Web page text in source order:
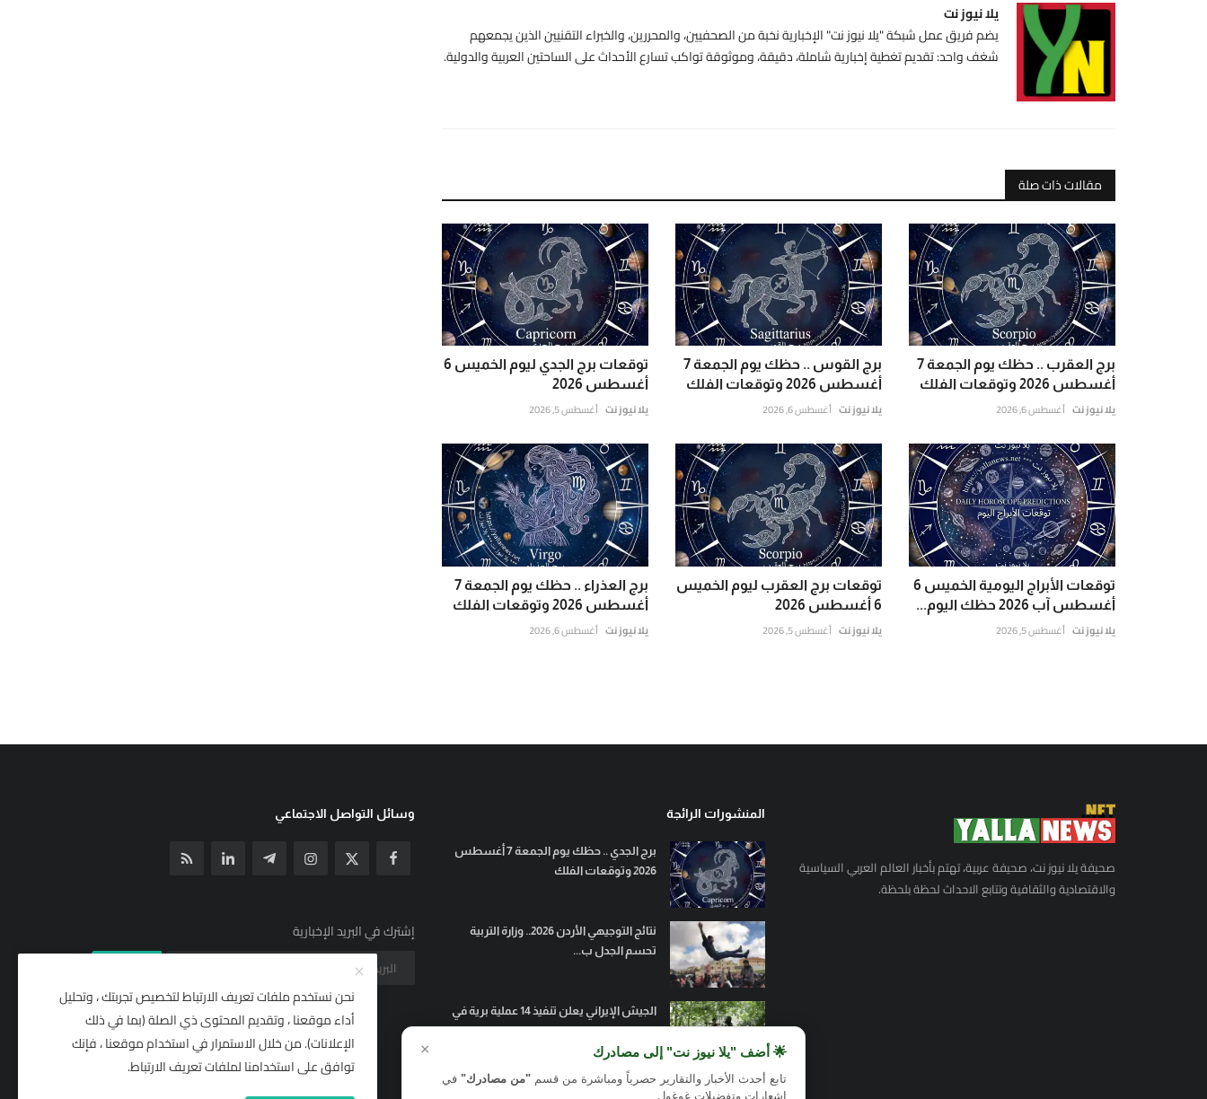
يلا نيوز نت
يضم فريق عمل شبكة "يلا نيوز نت" الإخبارية نخبة من الصحفيين، والمحررين، والخبراء التقنيين الذين يجمعهم
شغف واحد: تقديم تغطية إخبارية شاملة، دقيقة، وموثوقة تواكب تسارع الأحداث على الساحتين العربية والدولية.
مقالات ذات صلة
برج العقرب .. حظك يوم الجمعة 7
أغسطس 2026 وتوقعات الفلك
يلا نيوز نت أغسطس 6, 2026
برج القوس .. حظك يوم الجمعة 7
أغسطس 2026 وتوقعات الفلك
يلا نيوز نت أغسطس 6, 2026
توقعات برج الجدي ليوم الخميس 6
أغسطس 2026
يلا نيوز نت أغسطس 5, 2026
توقعات الأبراج اليومية الخميس 6
أغسطس آب 2026 حظك اليوم...
يلا نيوز نت أغسطس 5, 2026
توقعات برج العقرب ليوم الخميس
6 أغسطس 2026
يلا نيوز نت أغسطس 5, 2026
برج العذراء .. حظك يوم الجمعة 7
أغسطس 2026 وتوقعات الفلك
يلا نيوز نت أغسطس 6, 2026
صحيفة يلا نيوز نت، صحيفة عربية، تهتم بأخبار العالم العربي السياسية
والاقتصادية والثقافية وتتابع الاحداث لحظة بلحظة.
المنشورات الرائجة
برج الجدي .. حظك يوم الجمعة 7 أغسطس
2026 وتوقعات الفلك
نتائج التوجيهي الأردن 2026.. وزارة التربية
تحسم الجدل ب...
الجيش الإيراني يعلن تنفيذ 14 عملية برية في
السليمانية و...
وسائل التواصل الاجتماعي
إشترك في البريد الإخبارية
نحن نستخدم ملفات تعريف الارتباط لتخصيص تجربتك ، وتحليل
أداء موقعنا ، وتقديم المحتوى ذي الصلة (بما في ذلك
الإعلانات). من خلال الاستمرار في استخدام موقعنا ، فإنك
توافق على استخدامنا لملفات تعريف الارتباط.
🌟 أضف "يلا نيوز نت" إلى مصادرك ×
تابع أحدث الأخبار والتقارير حصرياً ومباشرة من قسم "من مصادرك" في
إشعارات وتفضيلات غوغول.